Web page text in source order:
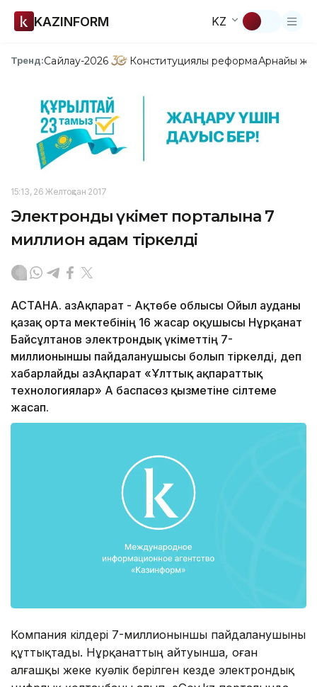
KAZINFORM KZ
Тренд:Сайлау-2026 Конституциялық реформаАрнайы
15:13, 26 Желтоқсан 2017
Электрондық үкімет порталына 7
миллион адам тіркелді
АСТАНА. ҚазАқпарат - Ақтөбе облысы Ойыл ауданы
қазақ орта мектебінің 16 жасар оқушысы Нұрқанат
Байсұлтанов электрондық үкіметтің 7-
миллионыншы пайдаланушысы болып тіркелді, деп
хабарлайды ҚазАқпарат «Ұлттық ақпараттық
технологиялар» АҚ баспасөз қызметіне сілтеме
жасап.
Компания өкілдері 7-миллионыншы пайдаланушыны
құттықтады. Нұрқанаттың айтуынша, оған
алғашқы жеке куәлік берілген кезде электрондық